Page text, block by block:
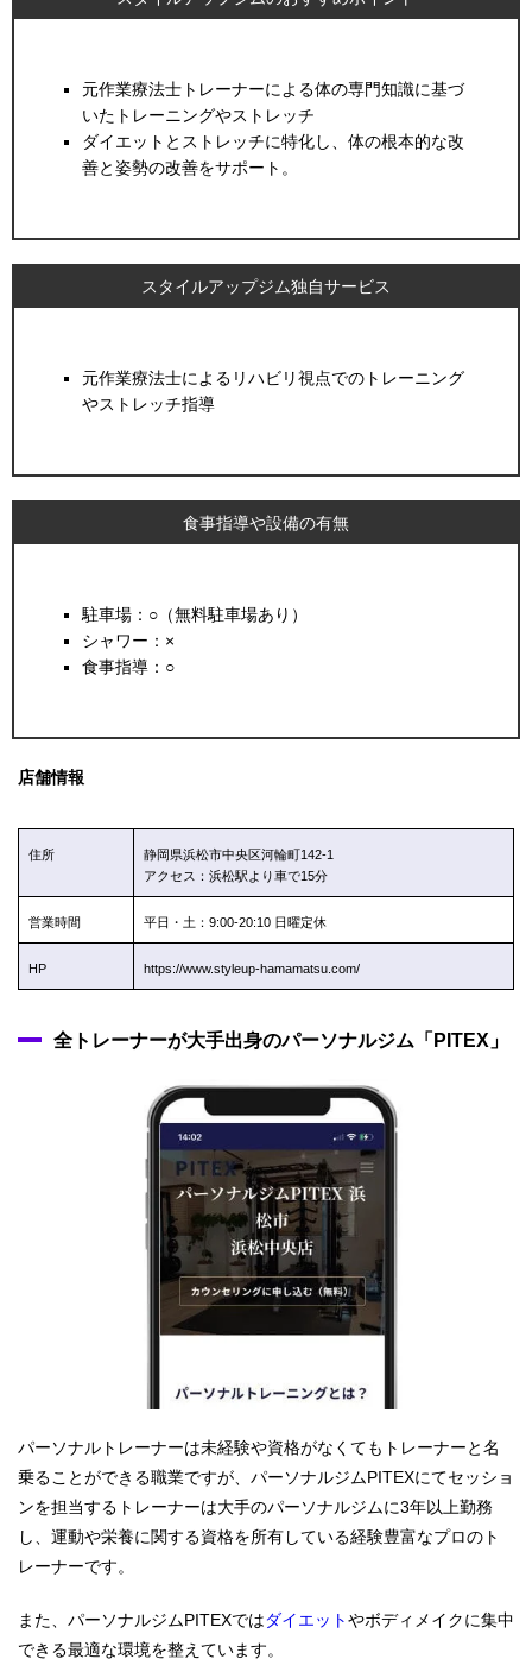
元作業療法士トレーナーによる体の専門知識に基づ
いたトレーニングやストレッチ
ダイエットとストレッチに特化し、体の根本的な改
善と姿勢の改善をサポート。
スタイルアップジム独自サービス
元作業療法士によるリハビリ視点でのトレーニング
やストレッチ指導
食事指導や設備の有無
駐車場：○（無料駐車場あり）
シャワー：×
食事指導：○
店舗情報
住所
静岡県浜松市中央区河輪町142-1
アクセス：浜松駅より車で15分
営業時間 平日・土：9:00-20:10 日曜定休
HP https://www.styleup-hamamatsu.com/
全トレーナーが大手出身のパーソナルジム「PITEX」
パーソナルトレーナーは未経験や資格がなくてもトレーナーと名
乗ることができる職業ですが、パーソナルジムPITEXにてセッショ
ンを担当するトレーナーは大手のパーソナルジムに3年以上勤務
し、運動や栄養に関する資格を所有している経験豊富なプロのト
レーナーです。
また、パーソナルジムPITEXではダイエットやボディメイクに集中
できる最適な環境を整えています。